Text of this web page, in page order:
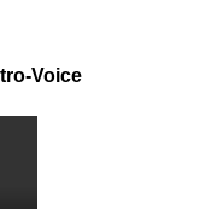
Voice